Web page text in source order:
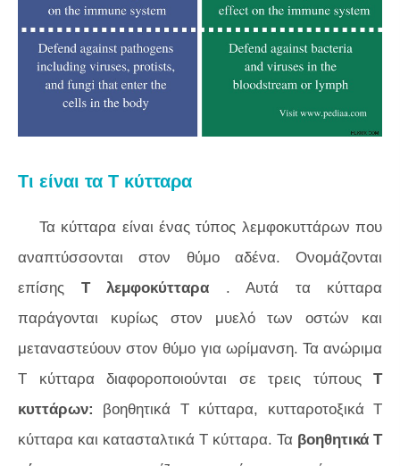
Τι είναι τα Τ κύτταρα
Τα κύτταρα είναι ένας τύπος λεμφοκυττάρων που
αναπτύσσονται στον θύμο αδένα. Ονομάζονται
επίσης Τ λεμφοκύτταρα . Αυτά τα κύτταρα
παράγονται κυρίως στον μυελό των οστών και
μεταναστεύουν στον θύμο για ωρίμανση. Τα ανώριμα
Τ κύτταρα διαφοροποιούνται σε τρεις τύπους Τ
κυττάρων:
βοηθητικά Τ κύτταρα, κυτταροτοξικά Τ
κύτταρα και κατασταλτικά Τ κύτταρα. Τα βοηθητικά Τ